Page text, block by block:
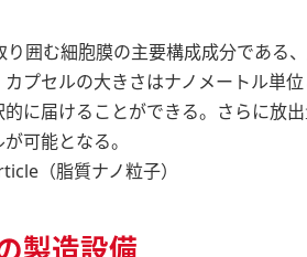
囲む細胞膜の主要構成成分である
プセルの大きさはナノメートル単
に届けることができる。さらに放
可能となる。
（脂質ナノ粒子）